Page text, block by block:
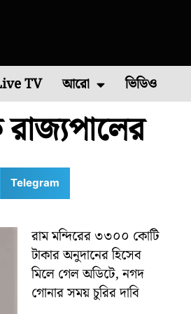
মেদিনীপুর পশ্চিম বর্ধমান পূর্ব মেদিনীপুর
এশিয়া কাপ ২০২২ বিশ্ব ব্যাডমিন্টন চ্যাম্পিয়নশিপ ২০২২
TV আরো
রাশিফল কারেন্ট অ্যাফেয়ার
ভিডিও
Telegram
রাম মন্দিরের ৩৩০০ কোটি
টাকার অনুদানের হিসেব
মিলে গেল অডিটে, নগদ
গোনার সময় চুরির দাবি